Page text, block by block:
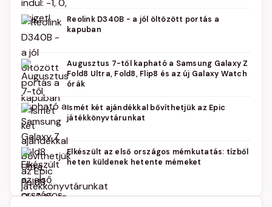
Reolink D340B - a jól öltözött portás a
kapuban
Augusztus 7-től kapható a Samsung Galaxy Z
Fold8 Ultra, Fold8, Flip8 és az új Galaxy Watch
órák
Ismét két ajándékkal bővíthetjük az Epic
játékkönyvtárunkat
Elkészült az első országos mémkutatás: tízből
heten küldenek hetente mémeket